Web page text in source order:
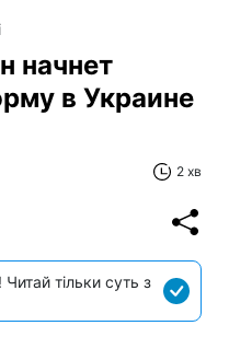
начнет
в Украине
2 хв
тільки суть з